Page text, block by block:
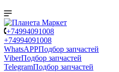
+74994091008
+74994091008
WhatsAPPПодбор запчастей
ViberПодбор запчастей
TelegramПодбор запчастей